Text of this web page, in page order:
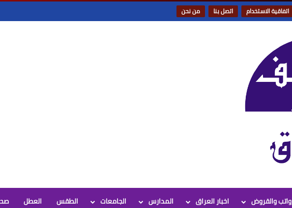
اتفاقية الاستخدام اتصل بنا من نحن
والقروض اخبار العراق المدارس الجامعات الطقس العطل